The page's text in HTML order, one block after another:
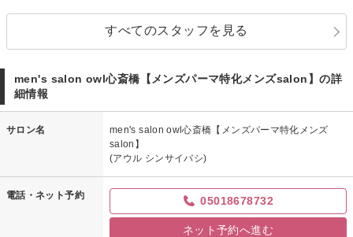
すべてのスタッフを見る
men's salon owl心斎橋【メンズパーマ特化メンズsalon】の詳
細情報
サロン名
men's salon owl心斎橋【メンズパーマ特化メンズ
salon】
(アウル シンサイバシ)
電話・ネット予約 05018678732
ネット予約へ進む